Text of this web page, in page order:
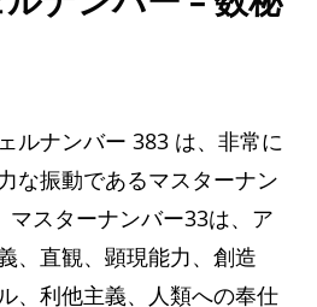
ルナンバー 383 は、非常に
な振動であるマスターナン
マスターナンバー33は、ア
、直観、顕現能力、創造
、利他主義、人類への奉仕